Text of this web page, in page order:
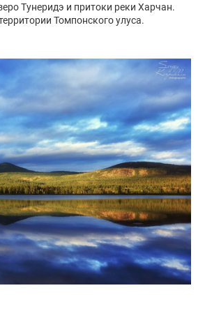
Тунеридэ и притоки реки Харчан.
Томпонского улуса.